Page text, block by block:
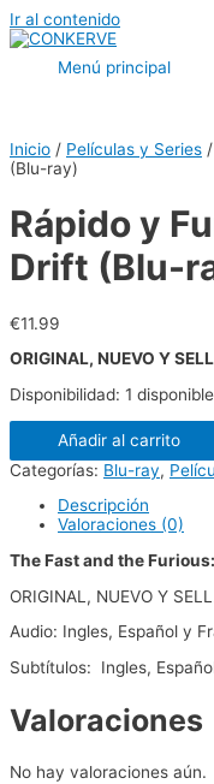
Ir al contenido
Menú principal
Inicio / Películas y Series /
(Blu-ray)
Rápido y
Drift (Blu-
€11.99
ORIGINAL, NUEVO Y
Disponibilidad: 1
Añadir al carrito
Categorías: Blu-ray,
Descripción
Valoraciones (0)
The Fast and the
ORIGINAL, NUEVO Y
Audio: Ingles, Español y
Subtítulos: Ingles,
Valoraciones
No hay valoraciones aún.